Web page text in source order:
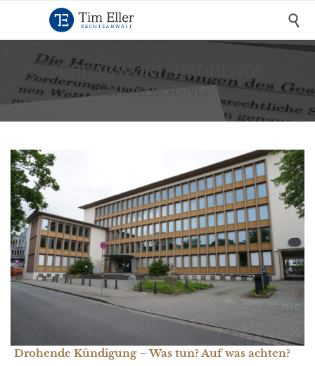

SCHLAGWORT:DROHENDE
KÜNDIGUNG
Drohende Kündigung – Was tun? Auf was achten?